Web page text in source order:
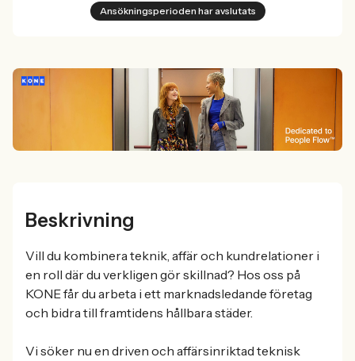
Ansökningsperioden har avslutats
Beskrivning
Vill du kombinera teknik, affär och kundrelationer i
en roll där du verkligen gör skillnad? Hos oss på
KONE får du arbeta i ett marknadsledande företag
och bidra till framtidens hållbara städer.
Vi söker nu en driven och affärsinriktad teknisk